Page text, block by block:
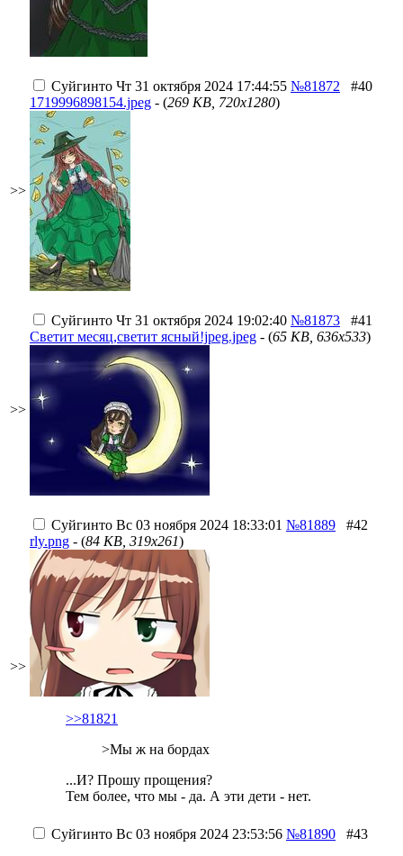
>>
Суйгинто Чт 31 октября 2024 17:44:55 №81872
#40
1719996898154.jpeg - (269 KB, 720x1280)
>>
Суйгинто Чт 31 октября 2024 19:02:40 №81873
#41
Светит месяц,светит ясный!jpeg.jpeg - (65 KB, 636x533)
>>
Суйгинто Вс 03 ноября 2024 18:33:01 №81889
#42
rly.png - (84 KB, 319x261)
>>81821
>Мы ж на бордах
...И? Прошу прощения?
Тем более, что мы - да. А эти дети - нет.
Суйгинто Вс 03 ноября 2024 23:53:56 №81890
#43